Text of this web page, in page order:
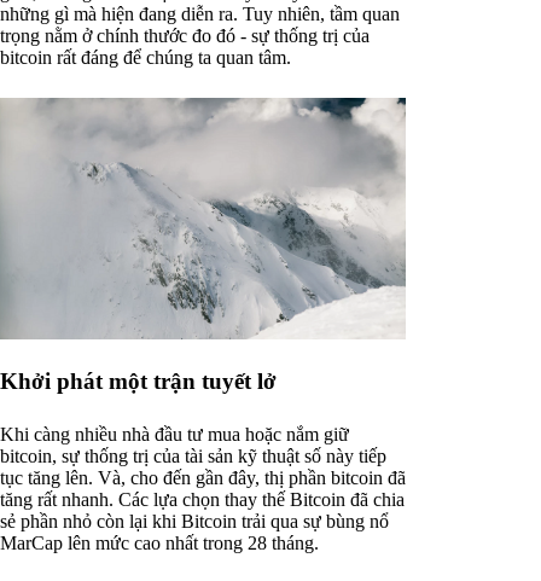
những gì mà hiện đang diễn ra. Tuy nhiên, tầm quan
trọng nằm ở chính thước đo đó - sự thống trị của
bitcoin rất đáng để chúng ta quan tâm.
Khởi phát một trận tuyết lở
Khi càng nhiều nhà đầu tư mua hoặc nắm giữ
bitcoin, sự thống trị của tài sản kỹ thuật số này tiếp
tục tăng lên. Và, cho đến gần đây, thị phần bitcoin đã
tăng rất nhanh. Các lựa chọn thay thế Bitcoin đã chia
sẻ phần nhỏ còn lại khi Bitcoin trải qua sự bùng nổ
MarCap lên mức cao nhất trong 28 tháng.